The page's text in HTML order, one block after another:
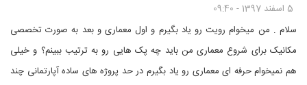
5 اسفند 1397 - 09:40
سلام . من میخوام رویت رو یاد بگیرم و اول معماری و بعد به صورت تخصصی
مکانیک برای شروع معماری من باید چه پک هایی رو به ترتیب ببینم؟ و خیلی
هم نمیخوام حرفه ای معماری رو یاد بگیرم در حد پروژه های ساده آپارتمانی چند